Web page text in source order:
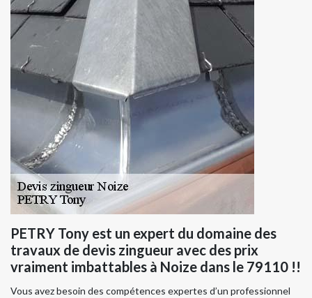
PETRY Tony est un expert du domaine des
travaux de devis zingueur avec des prix
vraiment imbattables à Noize dans le 79110 !!
Vous avez besoin des compétences expertes d’un professionnel